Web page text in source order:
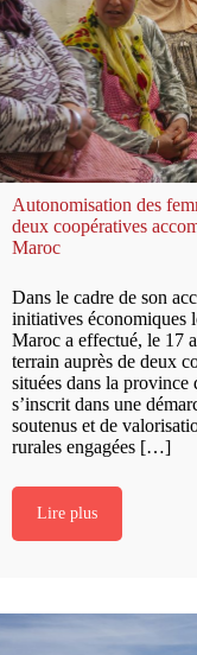
Autonomisation des
deux coopératives
Maroc
Dans le cadre de son
initiatives économiques
Maroc a effectué, le 17
terrain auprès de deux
situées dans la
s’inscrit dans une
soutenus et de
rurales engagées […]
Lire plus